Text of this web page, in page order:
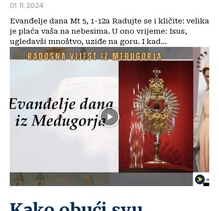
01. 11. 2024.
Evanđelje dana Mt 5, 1-12a Radujte se i kličite: velika
je plaća vaša na nebesima. U ono vrijeme: Isus,
ugledavši mnoštvo, uziđe na goru. I kad...